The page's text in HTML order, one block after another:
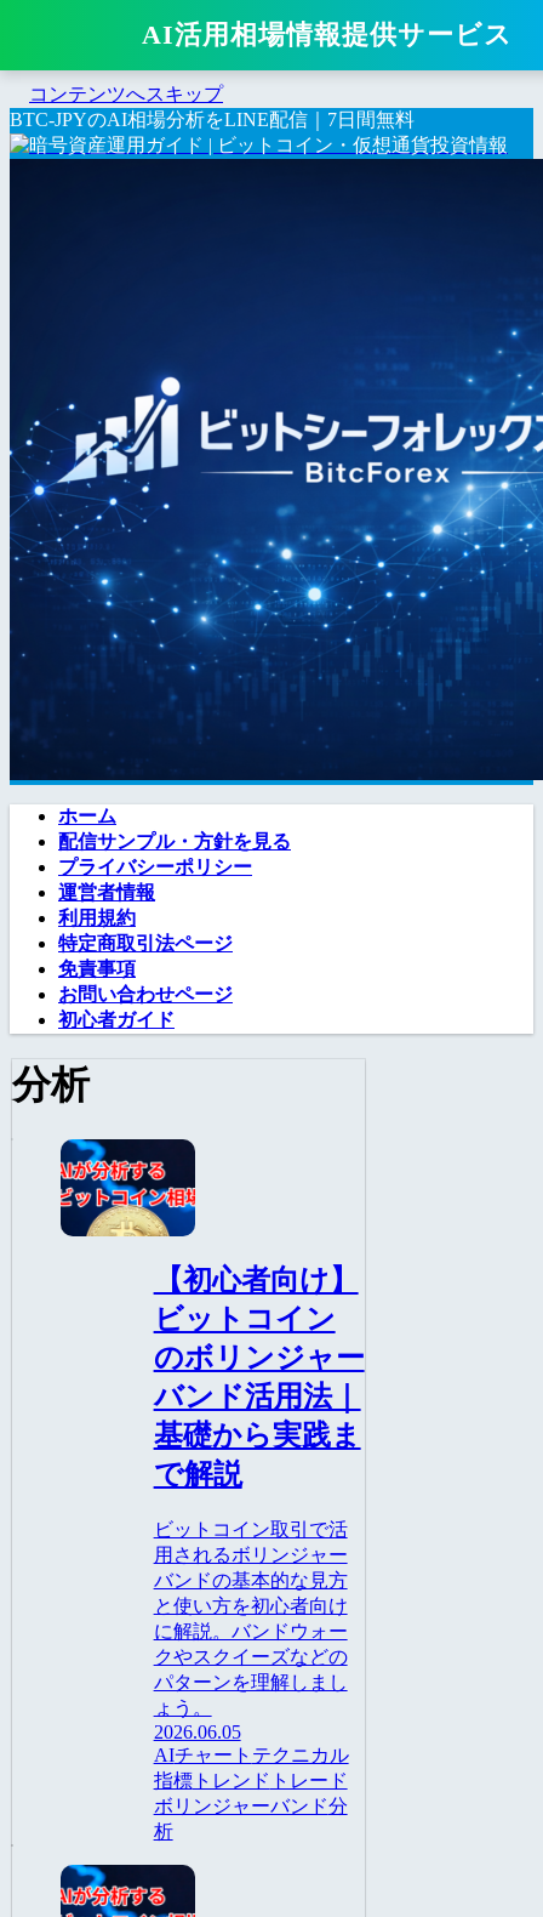
AI活用相場情報提供サービス
コンテンツへスキップ
BTC-JPYのAI相場分析をLINE配信｜7日間無料
ホーム
配信サンプル・方針を見る
プライバシーポリシー
運営者情報
利用規約
特定商取引法ページ
免責事項
お問い合わせページ
初心者ガイド
分析
【初心者向け】
ビットコイン
のボリンジャー
バンド活用法｜
基礎から実践ま
で解説
ビットコイン取引で活
用されるボリンジャー
バンドの基本的な見方
と使い方を初心者向け
に解説。バンドウォー
クやスクイーズなどの
パターンを理解しまし
ょう。
2026.06.05
AIチャート テクニカル
指標トレンド トレード
ボリンジャーバンド分
析